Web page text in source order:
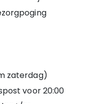
zaterdag)
voor 20:00